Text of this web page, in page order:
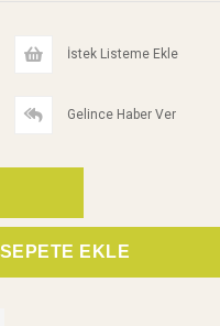
İstek Listeme Ekle
Gelince Haber Ver